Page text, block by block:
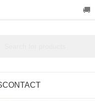
🚚
CONTACT